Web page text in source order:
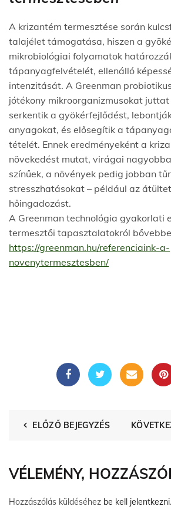
A krizantém termesztése során
talajélet támogatása, hiszen a
mikrobiológiai folyamatok
tápanyagfelvételét, ellenálló
intenzitását. A Greenman
jótékony mikroorganizmusokat
serkentik a gyökérfejlődést,
anyagokat, és elősegítik a
tételét. Ennek eredményeként a
növekedést mutat, virágai
színűek, a növények pedig jobban
stresszhatásokat – például az
hőingadozást.
A Greenman technológia gyakorlati
termesztői tapasztalatokról
https://greenman.hu/referenciaink-a-
novenytermesztesben/
ELŐZŐ BEJEGYZÉS
VÉLEMÉNY,
Hozzászólás küldéséhez be kell jelentkezni.